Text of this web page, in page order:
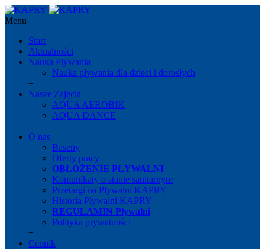
Menu
Start
Aktualności
Nauka Pływania
Nauka pływania dla dzieci i dorosłych
+
Nasze Zajęcia
AQUA AEROBIK
AQUA DANCE
+
O nas
Baseny
Oferty pracy
OBŁOŻENIE PŁYWALNI
Komunikaty o stanie sanitarnym
Przetargi na Pływalni KAPRY
Historia Pływalni KAPRY
REGULAMIN Pływalni
Polityka prywatności
+
Cennik